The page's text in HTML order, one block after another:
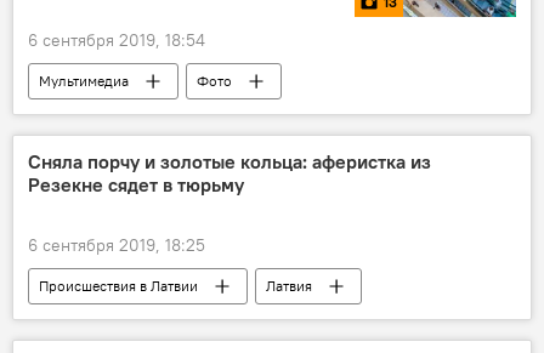
6 сентября 2019, 18:54
Мультимедиа
Фото
торговый парк Alfa
Рига Латвия
Сняла порчу и золотые кольца: аферистка из
Резекне сядет в тюрьму
6 сентября 2019, 18:25
Происшествия в Латвии
Латвия
Резекне
мошенники